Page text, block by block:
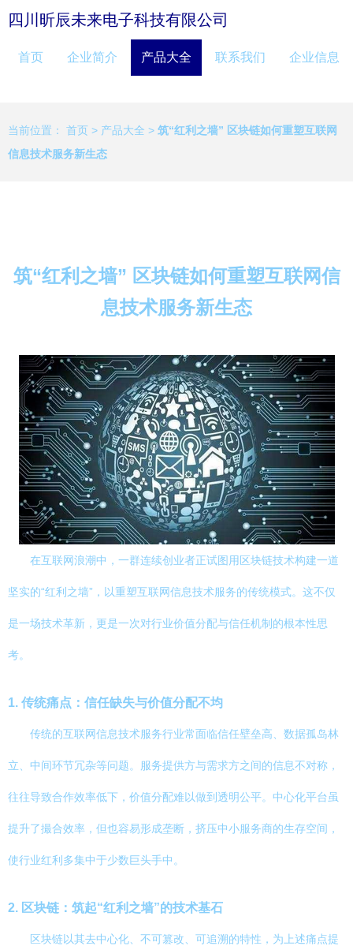
四川昕辰未来电子科技有限公司
首页 企业简介 产品大全 联系我们 企业信息
当前位置： 首页 > 产品大全 > 筑“红利之墙” 区块链如何重塑互联网
信息技术服务新生态
筑“红利之墙” 区块链如何重塑互联网信
息技术服务新生态
在互联网浪潮中，一群连续创业者正试图用区块链技术构建一道
坚实的“红利之墙”，以重塑互联网信息技术服务的传统模式。这不仅
是一场技术革新，更是一次对行业价值分配与信任机制的根本性思
考。
1. 传统痛点：信任缺失与价值分配不均
传统的互联网信息技术服务行业常面临信任壁垒高、数据孤岛林
立、中间环节冗杂等问题。服务提供方与需求方之间的信息不对称，
往往导致合作效率低下，价值分配难以做到透明公平。中心化平台虽
提升了撮合效率，但也容易形成垄断，挤压中小服务商的生存空间，
使行业红利多集中于少数巨头手中。
2. 区块链：筑起“红利之墙”的技术基石
区块链以其去中心化、不可篡改、可追溯的特性，为上述痛点提